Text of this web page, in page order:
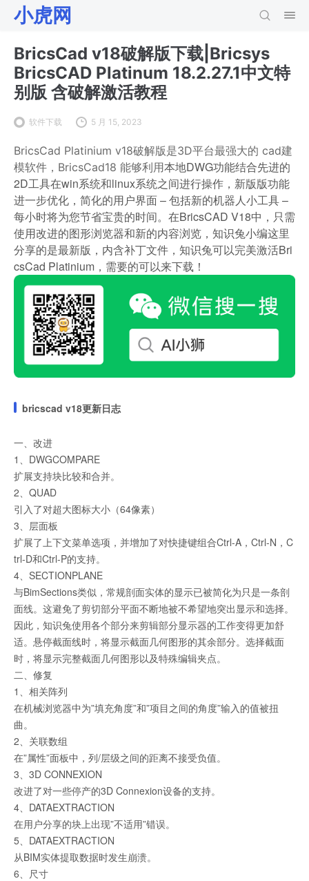
小虎网
BricsCad v18破解版下载|Bricsys
BricsCAD Platinum 18.2.27.1中文特
别版 含破解激活教程
软件下载 5 月 15, 2023
BricsCad Platinium v18破解版是3D平台最强大的 cad建
模软件，BricsCad18 能够利用本地DWG功能结合先进的
2D工具在win系统和linux系统之间进行操作，新版版功能
进一步优化，简化的用户界面 – 包括新的机器人小工具 –
每小时将为您节省宝贵的时间。在BricsCAD V18中，只需
使用改进的图形浏览器和新的内容浏览，知识兔小编这里
分享的是最新版，内含补丁文件，知识兔可以完美激活Bri
csCad Platinium，需要的可以来下载！
bricscad v18更新日志
一、改进
1、DWGCOMPARE
扩展支持块比较和合并。
2、QUAD
引入了对超大图标大小（64像素）
3、层面板
扩展了上下文菜单选项，并增加了对快捷键组合Ctrl-A，Ctrl-N，C
trl-D和Ctrl-P的支持。
4、SECTIONPLANE
与BimSections类似，常规剖面实体的显示已被简化为只是一条剖
面线。这避免了剪切部分平面不断地被不希望地突出显示和选择。
因此，知识兔使用各个部分来剪辑部分显示器的工作变得更加舒
适。悬停截面线时，将显示截面几何图形的其余部分。选择截面
时，将显示完整截面几何图形以及特殊编辑夹点。
二、修复
1、相关阵列
在机械浏览器中为”填充角度”和”项目之间的角度”输入的值被扭
曲。
2、关联数组
在”属性”面板中，列/层级之间的距离不接受负值。
3、3D CONNEXION
改进了对一些停产的3D Connexion设备的支持。
4、DATAEXTRACTION
在用户分享的块上出现”不适用”错误。
5、DATAEXTRACTION
从BIM实体提取数据时发生崩溃。
6、尺寸